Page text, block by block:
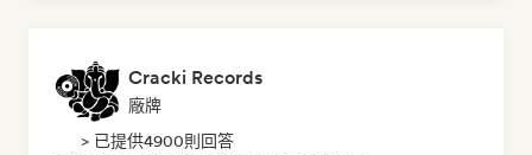
Cracki Records
廠牌
> 已提供4900則回答